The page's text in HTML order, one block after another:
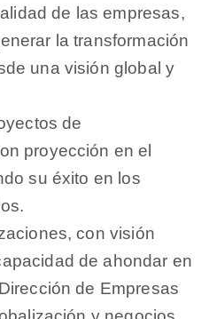
de las empresas,
la transformación
una visión global y
de
proyección en el
su éxito en los
con visión
de ahondar en
de Empresas